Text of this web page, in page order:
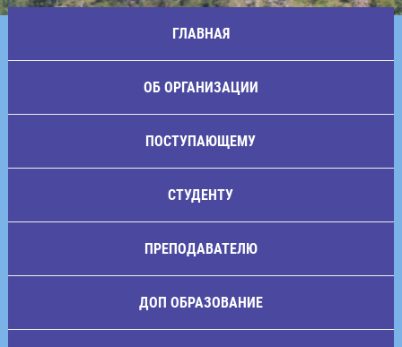
ГЛАВНАЯ
ОБ ОРГАНИЗАЦИИ
ПОСТУПАЮЩЕМУ
СТУДЕНТУ
ПРЕПОДАВАТЕЛЮ
ДОП ОБРАЗОВАНИЕ